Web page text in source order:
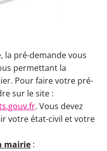
la pré-demande vous
permettant la
Pour faire votre pré-
sur le site :
. Vous devez
votre état-civil et votre
mairie :